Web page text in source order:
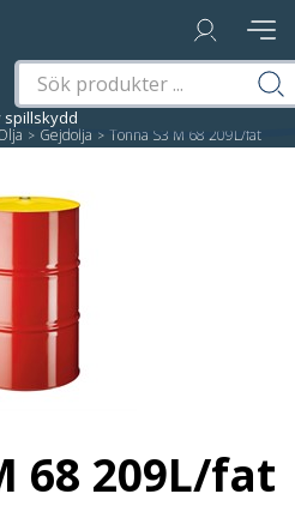
/ Gejdolja / Tonna S3 M 68 209L/fat
68 209L/fat